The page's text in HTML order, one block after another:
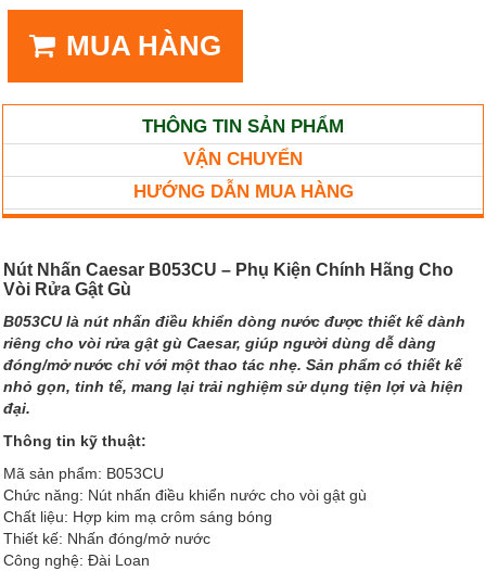
MUA HÀNG
THÔNG TIN SẢN PHẨM
VẬN CHUYỂN
HƯỚNG DẪN MUA HÀNG
Nút Nhấn Caesar B053CU – Phụ Kiện Chính Hãng Cho
Vòi Rửa Gật Gù
B053CU là nút nhấn điều khiển dòng nước được thiết kế dành
riêng cho vòi rửa gật gù Caesar, giúp người dùng dễ dàng
đóng/mở nước chỉ với một thao tác nhẹ. Sản phẩm có thiết kế
nhỏ gọn, tinh tế, mang lại trải nghiệm sử dụng tiện lợi và hiện
đại.
Thông tin kỹ thuật:
Mã sản phẩm: B053CU
Chức năng: Nút nhấn điều khiển nước cho vòi gật gù
Chất liệu: Hợp kim mạ crôm sáng bóng
Thiết kế: Nhấn đóng/mở nước
Công nghệ: Đài Loan